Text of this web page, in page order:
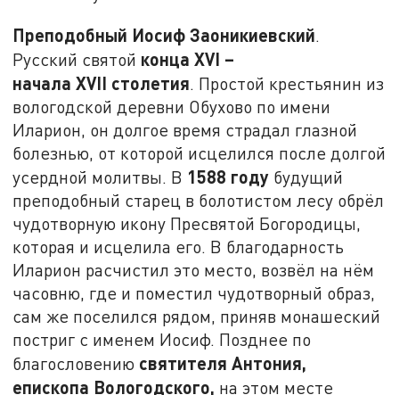
Преподобный Иосиф Заоникиевский
Русский святой концаXVI –
началаXVII столетия . Простой крестьянин из
вологодской деревни Обухово по имени
Иларион, он долгое время страдал глазной
болезнью, от которой исцелился после долгой
усердной молитвы. В 1588 году будущий
преподобный старец в болотистом лесу обрёл
чудотворную икону Пресвятой Богородицы,
которая и исцелила его. В благодарность
Иларион расчистил это место, возвёл на нём
часовню, где и поместил чудотворный образ,
сам же поселился рядом, приняв монашеский
постриг с именем Иосиф. Позднее по
благословению святителя Антония,
епископа Вологодского, на этом месте